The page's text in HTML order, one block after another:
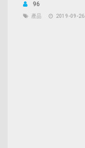
96
產品 2019-09-26